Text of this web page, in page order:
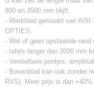
800 en 3500 mm blijft.
- Werkblad gemaakt van
OPTIES:
- Wel of geen opstaande
- tafels langer dan 2000 mm
- Verstelbare pootjes.
- Bovenblad kan ook zonder
RVS). Meer prijs is dan +40%